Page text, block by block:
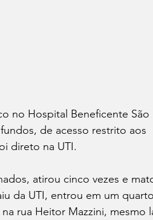
no Hospital Beneficente São
de acesso restrito aos
direto na UTI.
atirou cinco vezes e
da UTI, entrou em um
rua Heitor Mazzini, mesmo